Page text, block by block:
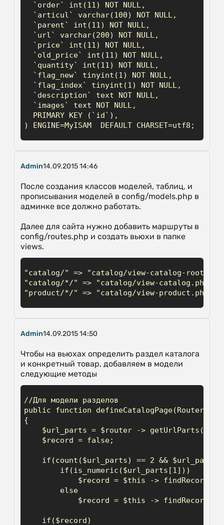
  `order` int(11) NOT NULL,
  `articul` varchar(100) NOT NULL,
  `parent` int(11) NOT NULL,
  `url` varchar(200) NOT NULL,
  `price` int(11) NOT NULL,
  `old_price` int(11) NOT NULL,
  `quantity` int(11) NOT NULL,
  `flag_new` tinyint(1) NOT NULL,
  `flag_index` tinyint(1) NOT NULL,
  `description` text NOT NULL,
  `images` text NOT NULL,
  PRIMARY KEY (`id`),
) ENGINE=MyISAM  DEFAULT CHARSET=utf8;
Admin14.09.2015 14:46
После создания классов моделей, таблиц, и
прописывания моделей в config/models.php в
админке все должно работать.
Далее для сайта нужно добавить маршруты в
config/routes.php и создать вьюхи в папке
views.
"catalog/" => "catalog/view-catalog-
"catalog/*/" => "catalog/view-catalog.php",
"product/*/" => "catalog/view-product.php",
Admin14.09.2015 14:50
Чтобы на вьюхах определить раздел каталога
и конкретный товар, добавляем в модели
следующие методы
//Для модели разделов
public function defineCatalogPage(Router
{
    $url_parts = $router -> getUrlParts();
    $record = false;
if(count($url_parts) == 2 &&
        if(is_numeric($url_parts[1]))
$record = $this ->
        else
$record = $this ->
    if($record)